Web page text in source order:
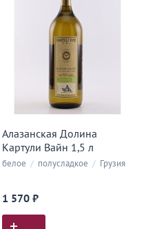
Алазанская Долина
Картули Вайн 1,5 л
белое / полусладкое / Грузия
1 570 ₽